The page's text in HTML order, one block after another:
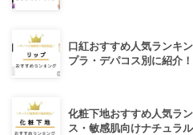
口紅おすすめ人気ランキ
プラ・デパコス別に紹介！
化粧下地おすすめ人気ラ
ス・敏感肌向けナチュラ